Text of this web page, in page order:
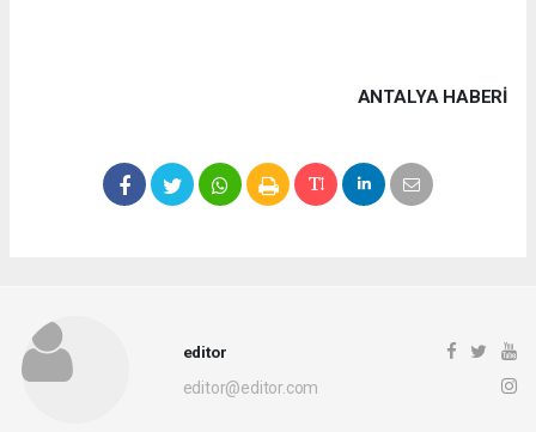
ANTALYA HABERİ
editor
editor@editor.com